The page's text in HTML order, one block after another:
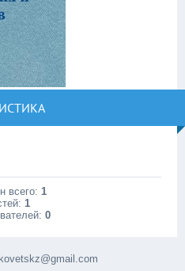
всего: 1
1
0